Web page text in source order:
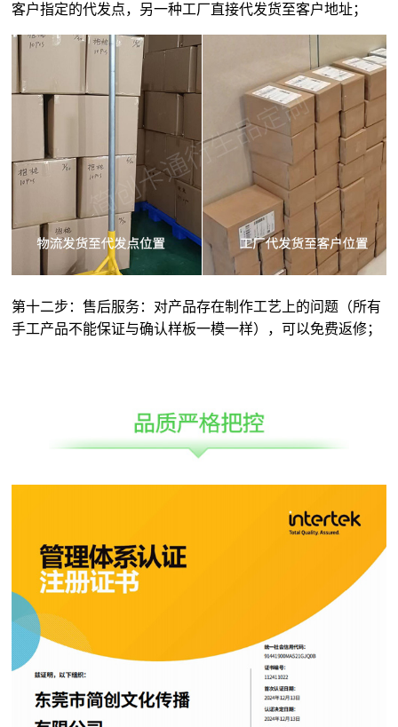
客户指定的代发点，另一种工厂直接代发货至客户地址；
第十二步：售后服务：对产品存在制作工艺上的问题（所有
手工产品不能保证与确认样板一模一样），可以免费返修；